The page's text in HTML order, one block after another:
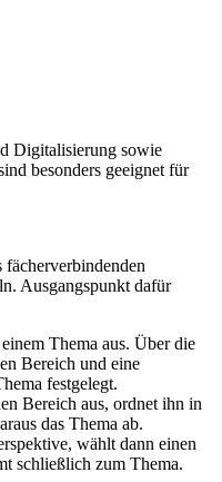
Digitalisierung sowie
besonders geeignet für
fächerverbindenden
Ausgangspunkt dafür
Thema aus. Über die
Bereich und eine
festgelegt.
Bereich aus, ordnet ihn in
das Thema ab.
wählt dann einen
schließlich zum Thema.